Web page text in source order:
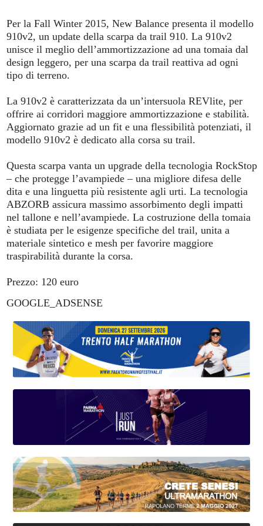
Per la Fall Winter 2015, New Balance presenta il modello
910v2, un update della scarpa da trail 910. La 910v2
unisce il meglio dell’ammortizzazione ad una tomaia dal
design leggero, per una scarpa da trail reattiva ad ogni
tipo di terreno.
La 910v2 è caratterizzata da un’intersuola REVlite, per
offrire ai corridori maggiore ammortizzazione e stabilità.
Aggiornato grazie ad un fit e una flessibilità potenziati, il
modello 910v2 è dedicato alla corsa su trail.
Questa scarpa vanta un upgrade della tecnologia RockStop
– che protegge l’avampiede – una migliore difesa delle
dita e una linguetta più resistente agli urti. La tecnologia
ABZORB assicura massimo assorbimento degli impatti
nel tallone e nell’avampiede. La costruzione della tomaia
è studiata per le esigenze specifiche del trail, unita a
materiale sintetico e mesh per favorire maggiore
traspirabilità durante la corsa.
Prezzo: 120 euro
GOOGLE_ADSENSE